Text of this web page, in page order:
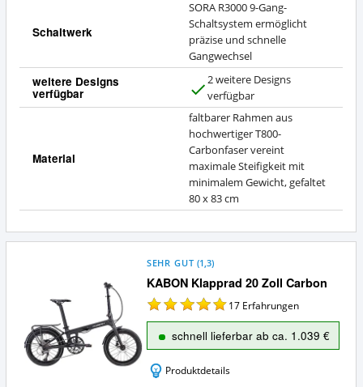
Schaltwerk
SORA R3000 9-Gang-
Schaltsystem ermöglicht
präzise und schnelle
Gangwechsel
weitere Designs
verfügbar
a
2 weitere Designs
verfügbar
Material
faltbarer Rahmen aus
hochwertiger T800-
Carbonfaser vereint
maximale Steifigkeit mit
minimalem Gewicht, gefaltet
80 x 83 cm
KABON Klapprad 20 Zoll Carbon
SEHR GUT (1,3)
17 Erfahrungen
schnell lieferbar ab ca. 1.039 €
Produktdetails